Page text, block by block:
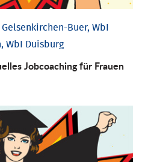
Buer, WbI
WbI Duisburg
Job­coaching für Frauen